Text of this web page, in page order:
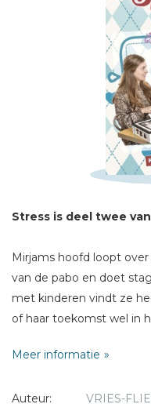
Stress is deel twee
Mirjams hoofd loopt
van de pabo en doet
met kinderen vindt ze
of haar toekomst wel in
mee om steeds weer te
om wat ze doet in het
Meer informatie
Auteur:
VRIES-
Schrijf hieronder je
Titel *